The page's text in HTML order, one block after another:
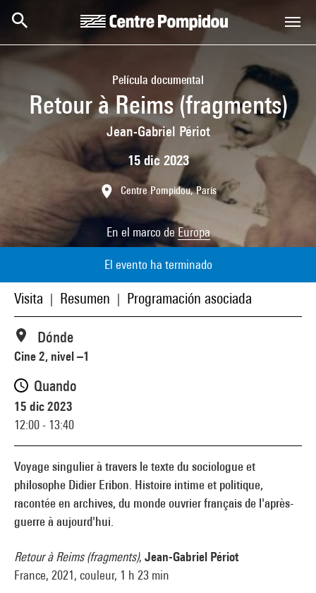
Película documental
Retour à Reims (fragments)
Jean-Gabriel Périot
15 dic 2023
Centre Pompidou, Paris
En el marco de Europa
El evento ha terminado
Visita Resumen Programación asociada
Voyage singulier à travers le texte du sociologue et
philosophe Didier Eribon. Histoire intime et politique,
racontée en archives, du monde ouvrier français de l'après-
guerre à aujourd'hui.
Retour à Reims (fragments), Jean-Gabriel Périot
France, 2021, couleur, 1 h 23 min
Dónde
Cine 2, nivel –1
Quando
15 dic 2023
12:00 - 13:40